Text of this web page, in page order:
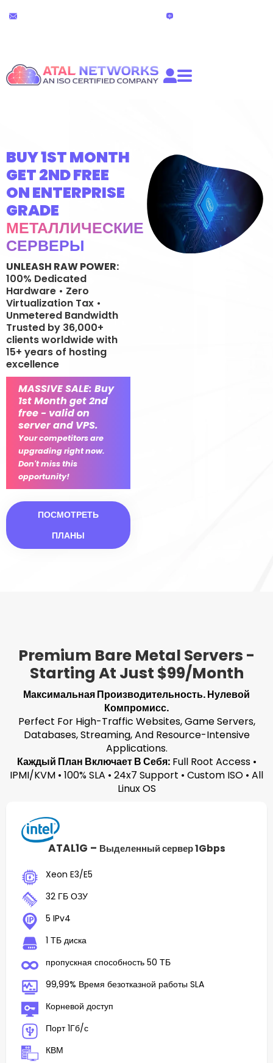
BUY 1ST MONTH
GET 2ND FREE
ON ENTERPRISE
GRADE
МЕТАЛЛИЧЕСКИЕ
СЕРВЕРЫ
UNLEASH RAW POWER:
100% Dedicated
Hardware • Zero
Virtualization Tax •
Unmetered Bandwidth
Trusted by 36,000+
clients worldwide with
15+ years of hosting
excellence
MASSIVE SALE: Buy
1st Month get 2nd
free - valid on
server and VPS.
Your competitors are
upgrading right now.
Don't miss this
opportunity!
ПОСМОТРЕТЬ
ПЛАНЫ
Premium Bare Metal Servers -
Starting At Just $99/month
Максимальная Производительность. Нулевой
Компромисс.
Perfect For High-Traffic Websites, Game Servers,
Databases, Streaming, And Resource-Intensive
Applications.
Каждый План Включает В Себя:Full Root Access •
IPMI/KVM • 100% SLA • 24x7 Support • Custom ISO • All
Linux OS
ATAL1G – Выделенный сервер 1Gbps
Xeon E3/E5
32 ГБ ОЗУ
5 IPv4
1 ТБ диска
пропускная способность 50 ТБ
99,99% Время безотказной работы SLA
Корневой доступ
Порт 1Гб/с
КВМ